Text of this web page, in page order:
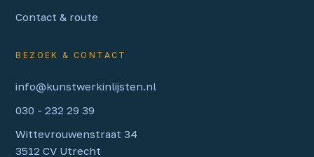
Contact & route
BEZOEK & CONTACT
info@kunstwerkinlijsten.nl
030 - 232 29 39
Wittevrouwenstraat 34
3512 CV Utrecht